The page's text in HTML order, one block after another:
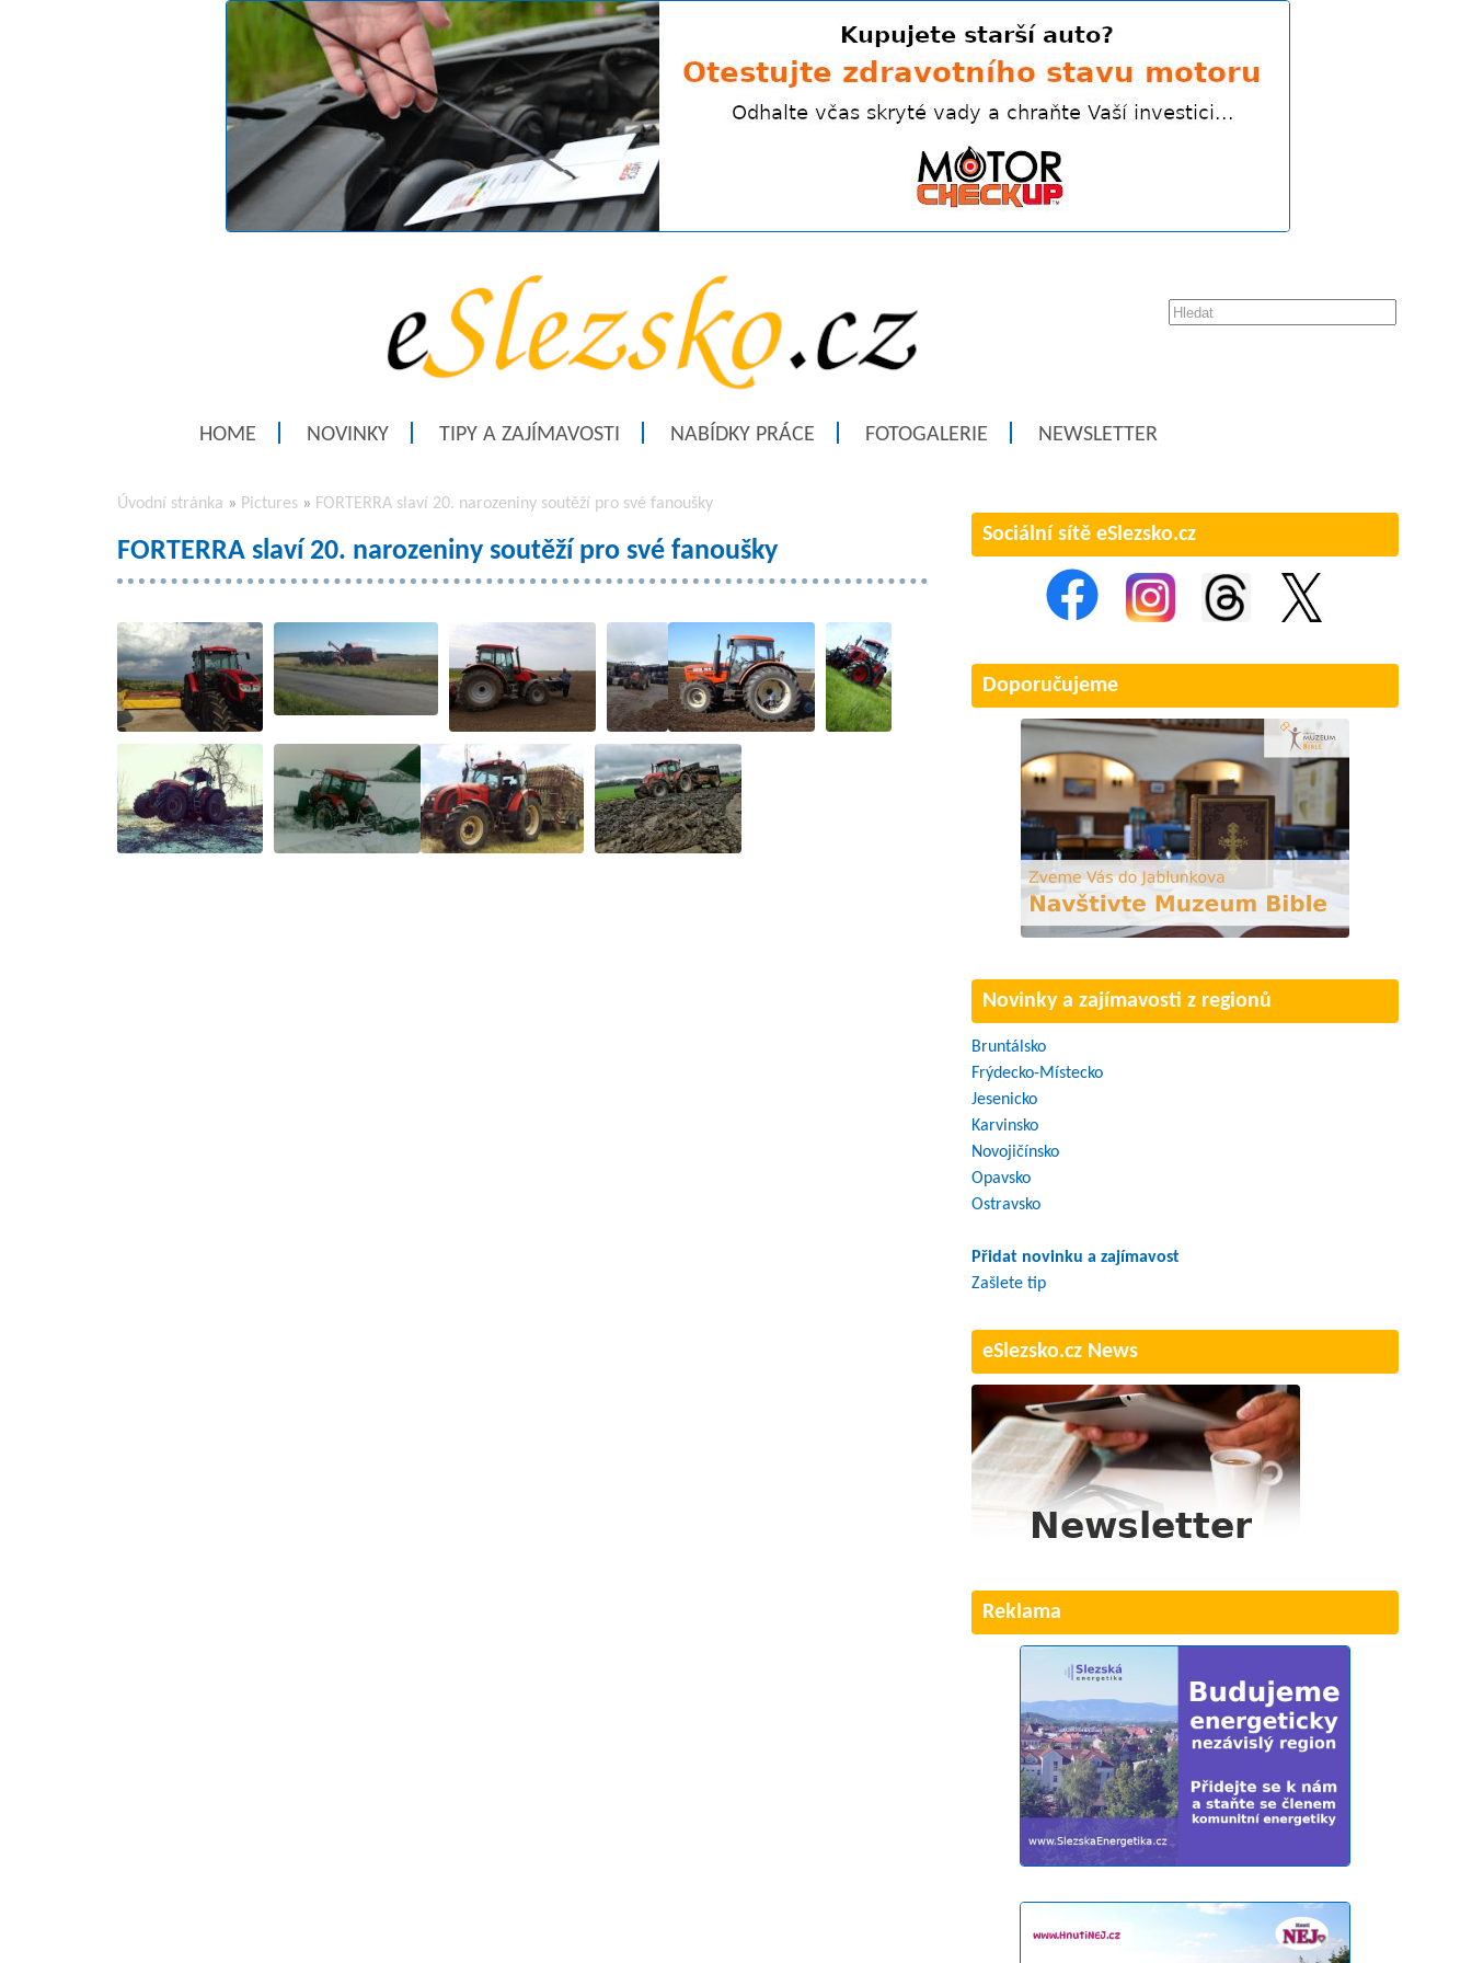
HOME NOVINKY TIPY A ZAJÍMAVOSTI NABÍDKY PRÁCE FOTOGALERIE NEWSLETTER
Úvodní stránka » Pictures » FORTERRA slaví 20. narozeniny soutěží pro své fanoušky
FORTERRA slaví 20. narozeniny soutěží pro své fanoušky
Sociální sítě eSlezsko.cz
Doporučujeme
Novinky a zajímavosti z regionů
Bruntálsko
Frýdecko-Místecko
Jesenicko
Karvinsko
Novojičínsko
Opavsko
Ostravsko
Přidat novinku a zajímavost
Zašlete tip
eSlezsko.cz News
Reklama